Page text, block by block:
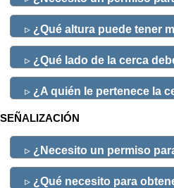
▹ ¿Qué altura puede tener
▹ ¿Qué lado de la cerca
▹ ¿A quién le pertenece la
SEÑALIZACIÓN
▹ ¿Necesito un permiso
▹ ¿Qué necesito para